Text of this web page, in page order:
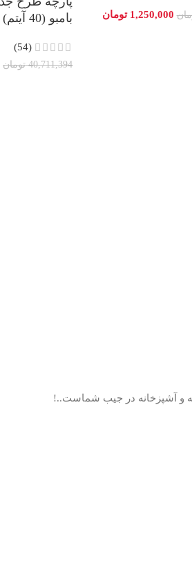
1,250,000 تومان
بامبو (40 آیتم)
(54)
40,711,394 تومان
و آشپزخانه در جیب شماست..!